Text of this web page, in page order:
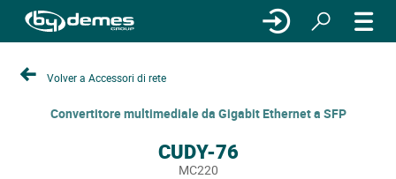
Volver a Accessori di rete
Convertitore multimediale da Gigabit Ethernet a SFP
CUDY-76
MC220